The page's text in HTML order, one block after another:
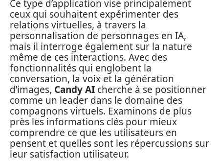
Ce type d’application vise principalement
ceux qui souhaitent expérimenter des
relations virtuelles, à travers la
personnalisation de personnages en IA,
mais il interroge également sur la nature
même de ces interactions. Avec des
fonctionnalités qui englobent la
conversation, la voix et la génération
d’images, Candy AI cherche à se positionner
comme un leader dans le domaine des
compagnons virtuels. Examinons de plus
près les informations clés pour mieux
comprendre ce que les utilisateurs en
pensent et quelles sont les répercussions sur
leur satisfaction utilisateur.